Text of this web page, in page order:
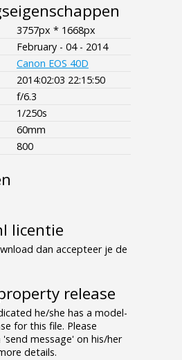
3757px * 1668px
February - 04 - 2014
Canon EOS 40D
2014:02:03 22:15:50
f/6.3
1/250s
60mm
800
licentie
dan accepteer je de
release
he/she has a model-
for this file. Please
message' on his/her
details.